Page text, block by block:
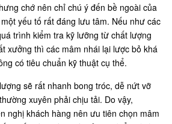
chớ nên chỉ chú ý đến bề ngoài của
yếu tố rất đáng lưu tâm. Nếu như các
trình kiểm tra kỹ lưỡng từ chất lượng
xưởng thì các mâm nhái lại lược bỏ khá
có tiêu chuẩn kỹ thuật cụ thể.
sẽ rất nhanh bong tróc, dễ nứt vỡ
xuyên phải chịu tải. Do vậy,
nghị khách hàng nên ưu tiên chọn mâm